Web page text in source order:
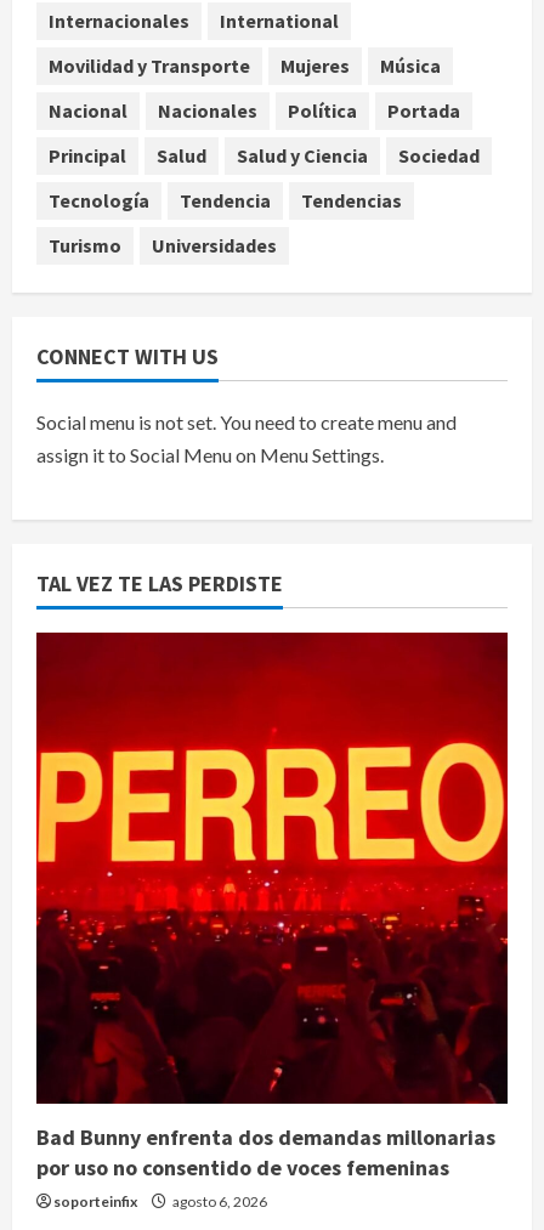
4 agosto 6, 2026
León XIV no visitará México en su
gira por América Latina
Internacionales
International
Movilidad y Transporte
Mujeres
Música
Nacional
Nacionales Política
Portada
Principal
Salud Salud y Ciencia
Sociedad
Tecnología
Tendencia
Tendencias
Turismo
Universidades
CONNECT WITH US
Social menu is not set. You need to create menu and
assign it to Social Menu on Menu Settings.
TAL VEZ TE LAS PERDISTE
Bad Bunny enfrenta dos demandas millonarias
por uso no consentido de voces femeninas
soporteinfix agosto 6, 2026